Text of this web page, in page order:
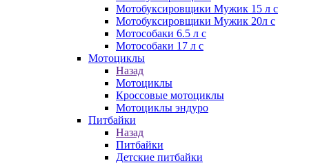
Мотобуксировщики Мужик 15 л с
Мотобуксировщики Мужик 20л с
Мотособаки 6.5 л с
Мотособаки 17 л с
Мотоциклы
Назад
Мотоциклы
Кроссовые мотоциклы
Мотоциклы эндуро
Питбайки
Назад
Питбайки
Детские питбайки